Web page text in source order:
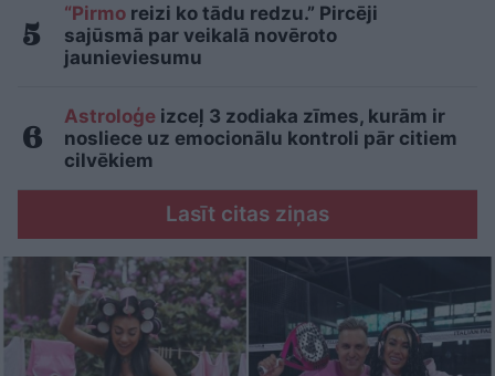
“Pirmo reizi ko tādu redzu.” Pircēji
sajūsmā par veikalā novēroto
jaunieviesumu
Astroloģe izceļ 3 zodiaka zīmes, kurām ir
nosliece uz emocionālu kontroli pār citiem
cilvēkiem
Lasīt citas ziņas